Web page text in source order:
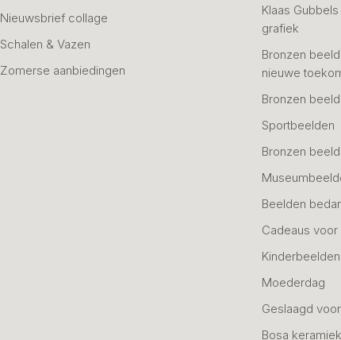
Nieuwsbrief collage
Schalen & Vazen
Zomerse aanbiedingen
Klaas
grafiek
Bronzen
nieuwe
Bronzen
Sportbeelden
Bronzen
Beelden
Cadeaus
Moederdag
Geslaagd
Bosa